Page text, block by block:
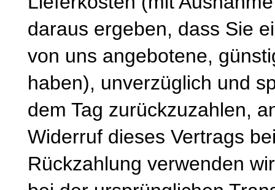
daraus ergeben, dass Sie
von uns angebotene,
haben), unverzüglich und
dem Tag zurückzuzahlen,
Widerruf dieses Vertrags
Rückzahlung verwenden